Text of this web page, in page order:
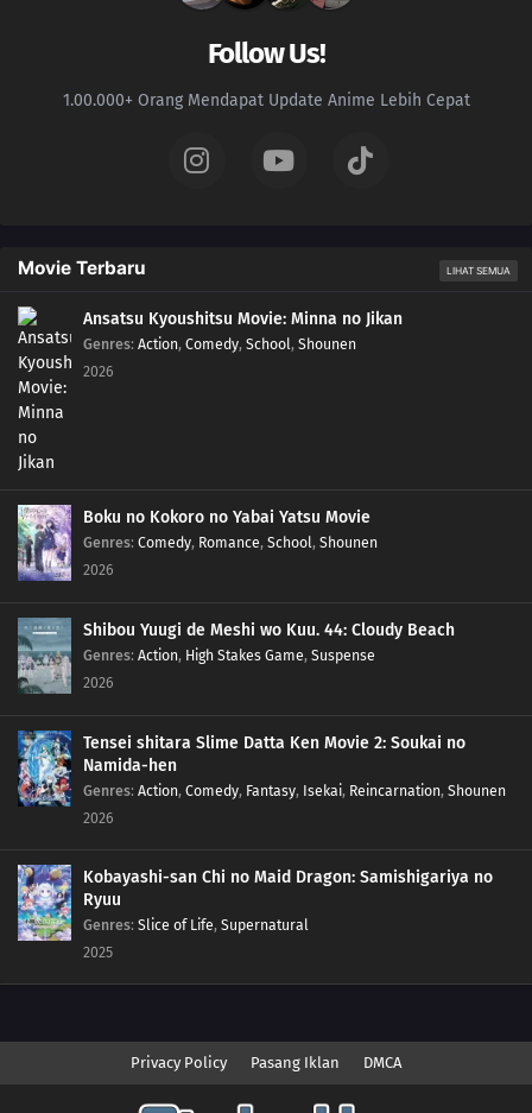
Follow Us!
1.00.000+ Orang Mendapat Update Anime Lebih Cepat
Movie Terbaru LIHAT SEMUA
Ansatsu Kyoushitsu Movie: Minna no Jikan
Genres: Action, Comedy, School, Shounen
2026
Boku no Kokoro no Yabai Yatsu Movie
Genres: Comedy, Romance, School, Shounen
2026
Shibou Yuugi de Meshi wo Kuu. 44: Cloudy Beach
Genres: Action, High Stakes Game, Suspense
2026
Tensei shitara Slime Datta Ken Movie 2: Soukai no
Namida-hen
Genres: Action, Comedy, Fantasy, Isekai, Reincarnation, Shounen
2026
Kobayashi-san Chi no Maid Dragon: Samishigariya no
Ryuu
Genres: Slice of Life, Supernatural
2025
Privacy Policy Pasang Iklan DMCA